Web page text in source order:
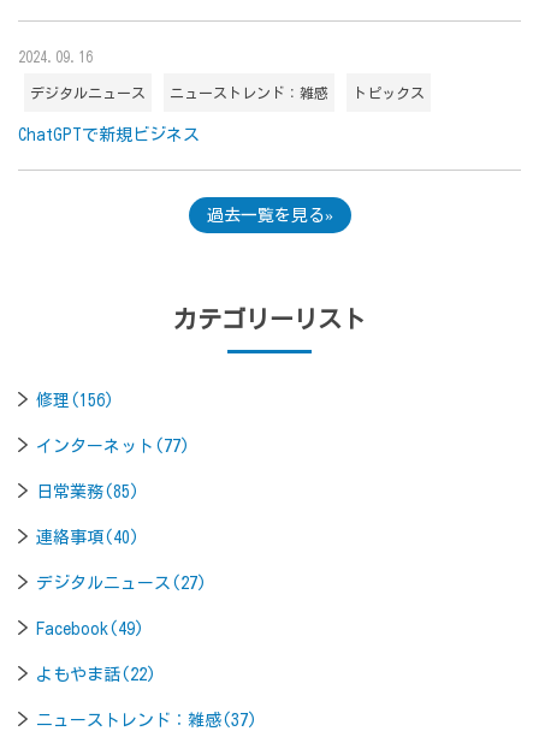
2024.09.16
デジタルニュース ニューストレンド：雑感 トピックス
ChatGPTで新規ビジネス
過去一覧を見る
カテゴリーリスト
修理(156)
インターネット(77)
日常業務(85)
連絡事項(40)
デジタルニュース(27)
Facebook(49)
よもやま話(22)
ニューストレンド：雑感(37)